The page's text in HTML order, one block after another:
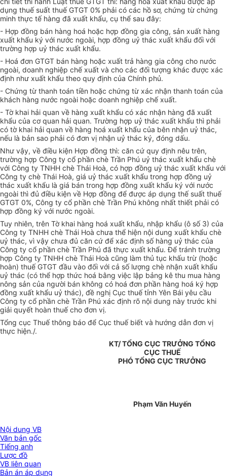
dụng thuế suất thuế GTGT 0% phải có các hồ sơ, chứng từ chứng
minh thực tế hàng đã xuất khẩu, cụ thể sau đây:
- Hợp đồng bán hàng hoá hoặc hợp đồng gia công, sản xuất hàng
xuất khẩu ký với nước ngoài, hợp đồng uỷ thác xuất khẩu đối với
trường hợp uỷ thác xuất khẩu.
- Hoá đơn GTGT bán hàng hoặc xuất trả hàng gia công cho nước
ngoài, doanh nghiệp chế xuất và cho các đối tượng khác được xác
định như xuất khẩu theo quy định của Chính phủ.
- Chứng từ thanh toán tiền hoặc chứng từ xác nhận thanh toán của
khách hàng nước ngoài hoặc doanh nghiệp chế xuất.
- Tờ khai hải quan về hàng xuất khẩu có xác nhận hàng đã xuất
khẩu của cơ quan hải quan. Trường hợp uỷ thác xuất khẩu thì phải
có tờ khai hải quan về hàng hoá xuất khẩu của bên nhận uỷ thác,
nếu là bản sao phải có đơn vị nhận uỷ thác ký, đóng dấu.
Như vậy, về điều kiện Hợp đồng thì: căn cứ quy định nêu trên,
trường hợp Công ty cổ phần chè Trần Phú uỷ thác xuất khẩu chè
với Công ty TNHH chè Thái Hoà, có hợp đồng uỷ thác xuất khẩu với
Công ty chè Thái Hoà, giá uỷ thác xuất khẩu trong hợp đồng uỷ
thác xuất khẩu là giá bán trong hợp đồng xuất khẩu ký với nước
ngoài thì đủ điều kiện về Hợp đồng để được áp dụng thế suất thuế
GTGT 0%, Công ty cổ phần chè Trần Phú không nhất thiết phải có
hợp đồng ký với nước ngoài.
Tuy nhiên, trên Tờ khai hàng hoá xuất khẩu, nhập khẩu (ô số 3) của
Công ty TNHH chè Thái Hoà chưa thể hiện nội dung xuất khẩu chè
uỷ thác, vì vậy chưa đủ căn cứ để xác định số hàng uỷ thác của
Công ty cổ phần chè Trần Phú đã thực xuất khẩu. Để tránh trường
hợp Công ty TNHH chè Thái Hoà cũng làm thủ tục khấu trừ (hoặc
hoàn) thuế GTGT đầu vào đối với cả số lượng chè nhận xuất khẩu
uỷ thác (có thể hợp thức hoá bằng việc lập bảng kê thu mua hàng
nông sản của người bán không có hoá đơn phần hàng hoá ký hợp
đồng xuất khẩu uỷ thác), đề nghị Cục thuế tỉnh Yên Bái yêu cầu
Công ty cổ phần chè Trần Phú xác định rõ nội dung này trước khi
giải quyết hoàn thuế cho đơn vị.
Tổng cục Thuế thông báo để Cục thuế biết và hướng dẫn đơn vị
thực hiện./.
KT/ TỔNG CỤC TRƯỞNG TỔNG
CỤC THUẾ
PHÓ TỔNG CỤC TRƯỞNG
Phạm Văn Huyến
Nội dung VB
Văn bản gốc
Tiếng anh
Lược đồ
VB liên quan
Bản án áp dụng